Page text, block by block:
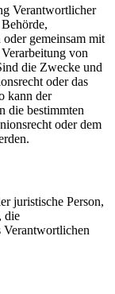
Verantwortlicher
gemeinsam mit
von
die Zwecke und
oder das
kann der
die bestimmten
oder dem
juristische Person,
die
Verantwortlichen